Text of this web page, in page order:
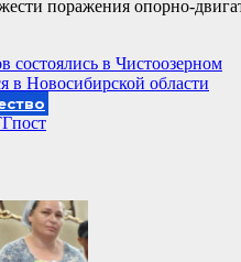
поражения опорно-
состоялись в Чистоозерном
в Новосибирской области